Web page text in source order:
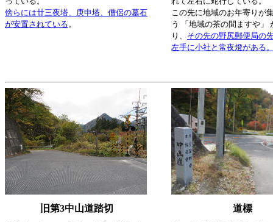
傍らには廿三夜塔、庚申塔、僧侶の墓石
が安置されている。
この先に地域のお年寄りが
う 「地域の茶の間ますや」
り、 その先の野尻郵便局の
左手に小社と常夜燈がある
旧第3中山道踏切 道標